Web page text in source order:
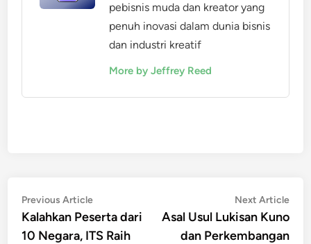
pebisnis muda dan kreator yang
penuh inovasi dalam dunia bisnis
dan industri kreatif
More by Jeffrey Reed
Post
navigation
Previous ArticlePrevious
article:
Kalahkan Peserta dari
10 Negara, ITS Raih
Next Article
Asal Usul Lukisan Kuno
dan Perkembangan